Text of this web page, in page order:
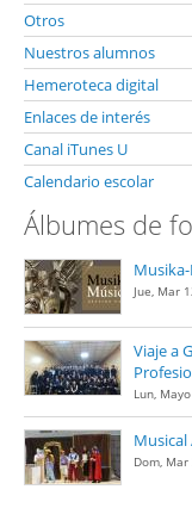
Otros
Nuestros alumnos
Hemeroteca digital
Enlaces de interés
Canal iTunes U
Calendario escolar
Álbumes de
Jue, Mar
Viaje a
Lun,
Musical
Dom,